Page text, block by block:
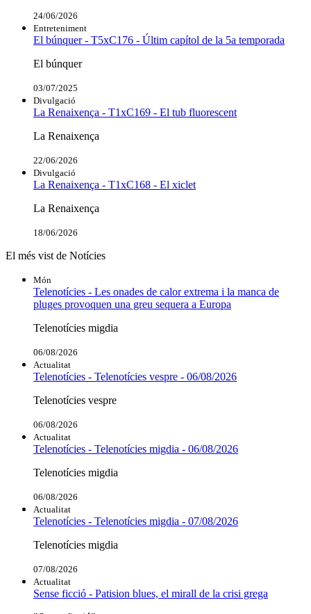
24/06/2026
Entreteniment
El búnquer - T5xC176 - Últim capítol de la 5a temporada
El búnquer
03/07/2025
Divulgació
La Renaixença - T1xC169 - El tub fluorescent
La Renaixença
22/06/2026
Divulgació
La Renaixença - T1xC168 - El xiclet
La Renaixença
18/06/2026
El més vist de Notícies
Món
Telenotícies - Les onades de calor extrema i la manca de
pluges provoquen una greu sequera a Europa
Telenotícies migdia
06/08/2026
Actualitat
Telenotícies - Telenotícies vespre - 06/08/2026
Telenotícies vespre
06/08/2026
Actualitat
Telenotícies - Telenotícies migdia - 06/08/2026
Telenotícies migdia
06/08/2026
Actualitat
Telenotícies - Telenotícies migdia - 07/08/2026
Telenotícies migdia
07/08/2026
Actualitat
Sense ficció - Patision blues, el mirall de la crisi grega